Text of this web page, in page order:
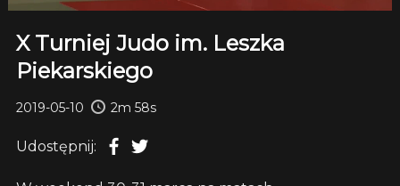
X Turniej Judo im. Leszka
Piekarskiego
2019-05-10 2m 58s
Udostępnij: